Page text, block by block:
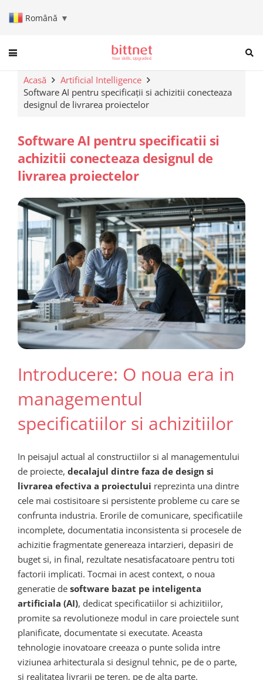
Română ▼
When autocomplete results
Acasă
Artificial Intelligence
Software AI pentru specificații si achizitii conecteaza
designul de livrarea proiectelor
Software AI pentru specificatii si
achizitii conecteaza designul de
livrarea proiectelor
Introducere: O noua era in
managementul
specificatiilor si achizitiilor
In peisajul actual al constructiilor si al managementului
de proiecte, decalajul dintre faza de design si
livrarea efectiva a proiectului reprezinta una dintre
cele mai costisitoare si persistente probleme cu care se
confrunta industria. Erorile de comunicare, specificatiile
incomplete, documentatia inconsistenta si procesele de
achizitie fragmentate genereaza intarzieri, depasiri de
buget si, in final, rezultate nesatisfacatoare pentru toti
factorii implicati. Tocmai in acest context, o noua
generatie de software bazat pe inteligenta
artificiala (AI), dedicat specificatiilor si achizitiilor,
promite sa revolutioneze modul in care proiectele sunt
planificate, documentate si executate. Aceasta
tehnologie inovatoare creeaza o punte solida intre
viziunea arhitecturala si designul tehnic, pe de o parte,
si realitatea livrarii pe teren, pe de alta parte.